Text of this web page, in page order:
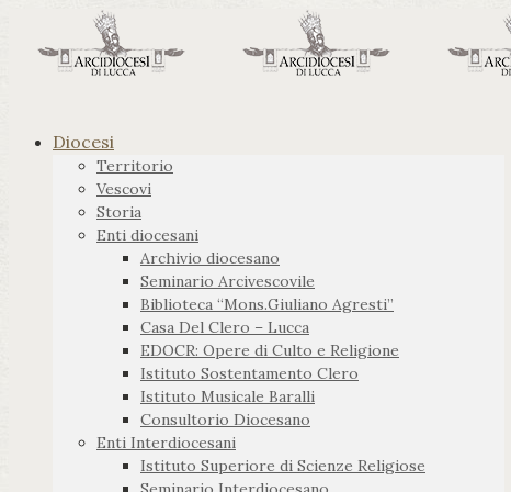
Diocesi
Territorio
Vescovi
Storia
Enti diocesani
Archivio diocesano
Seminario Arcivescovile
Biblioteca “Mons.Giuliano Agresti”
Casa Del Clero – Lucca
EDOCR: Opere di Culto e Religione
Istituto Sostentamento Clero
Istituto Musicale Baralli
Consultorio Diocesano
Enti Interdiocesani
Istituto Superiore di Scienze Religiose